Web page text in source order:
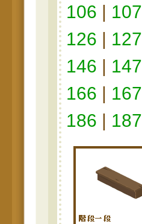
106 | 107
126 | 127
146 | 147
166 | 167
186 | 187